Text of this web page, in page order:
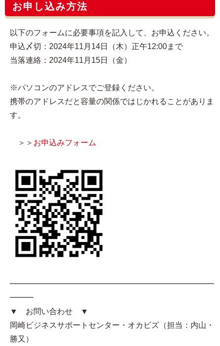
お申し込み方法
以下のフォームに必要事項を記入して、お申込ください。
申込〆切：2024年11月14日（木）正午12:00まで
当落連絡：2024年11月15日（金）
※パソコンのアドレスでご登録ください。
携帯のアドレスだと容量の関係ではじかれることがありま
す。
＞＞ お申込みフォーム
━━━━━━━━━━━━━━━━━━━━━━━━━━
━━━
▼ お問い合わせ ▼
岡崎ビジネスサポートセンター・オカビズ（担当：内山・
勝又）